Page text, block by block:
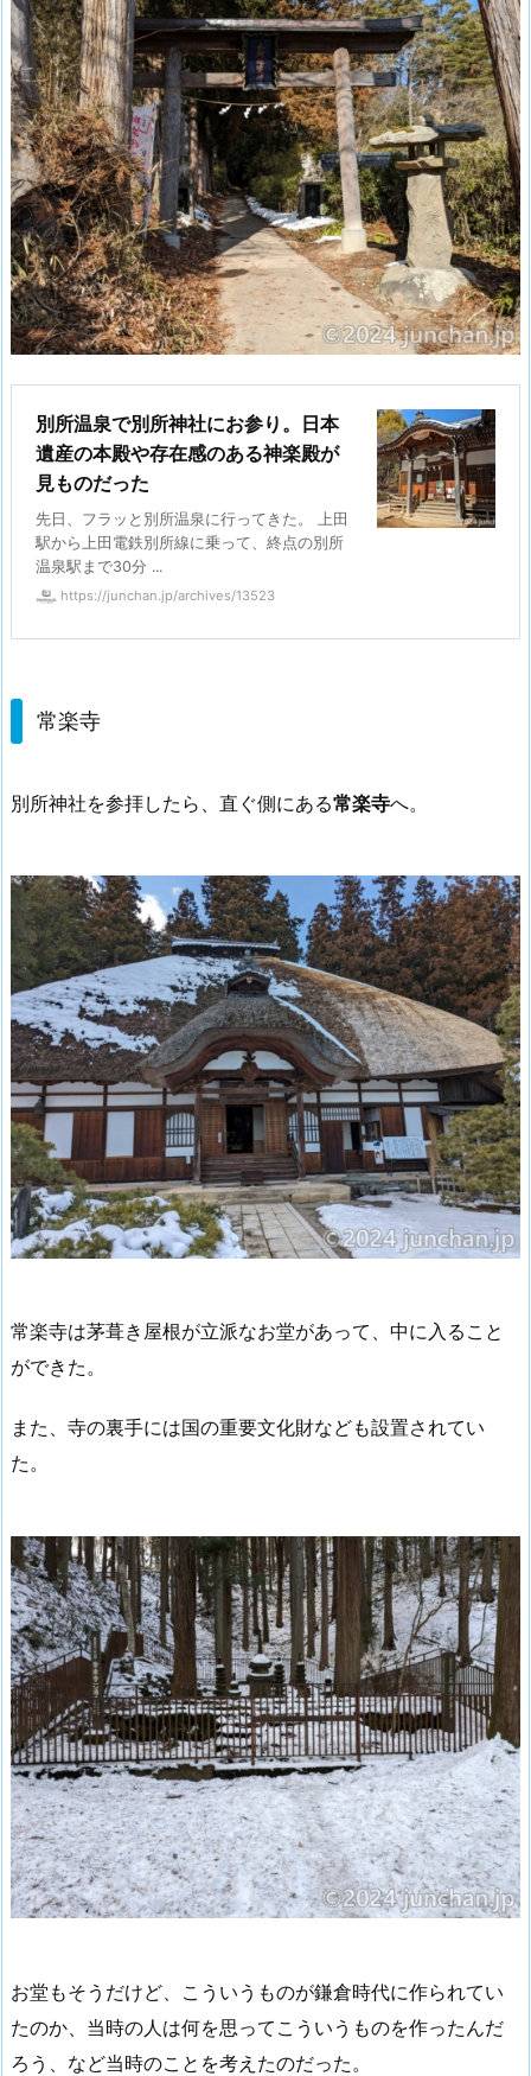
別所温泉で別所神社にお参り。日本
遺産の本殿や存在感のある神楽殿が
見ものだった
先日、フラッと別所温泉に行ってきた。 上田
駅から上田電鉄別所線に乗って、終点の別所
温泉駅まで30分 ...
https://junchan.jp/archives/13523
常楽寺
別所神社を参拝したら、直ぐ側にある常楽寺へ。
常楽寺は茅葺き屋根が立派なお堂があって、中に入ること
ができた。
また、寺の裏手には国の重要文化財なども設置されてい
た。
お堂もそうだけど、こういうものが鎌倉時代に作られてい
たのか、当時の人は何を思ってこういうものを作ったんだ
ろう、など当時のことを考えたのだった。